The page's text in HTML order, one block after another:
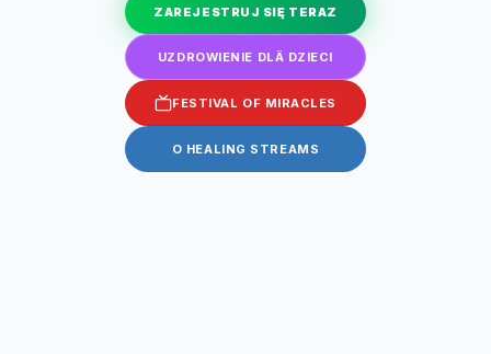
ZAREJESTRUJ SIĘ TERAZ
UZDROWIENIE DLÄ DZIECI
FESTIVAL OF MIRACLES
O HEALING STREAMS